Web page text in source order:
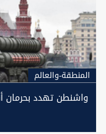
المنطقة-والعالم
واشنطن تهدد بحرمان